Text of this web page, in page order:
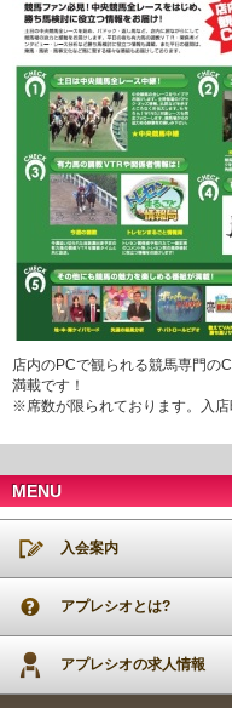
店内のPCで観られる競馬専門の
満載です！
※席数が限られております。入
MENU
入会案内
アプレシオとは?
アプレシオの求人情報